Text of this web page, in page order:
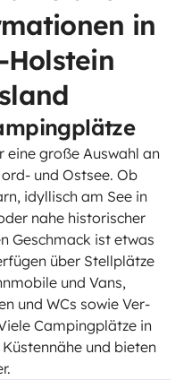
in
Holstein
eine große Auswahl an
und Ostsee. Ob
idyllisch am See in
nahe historischer
Geschmack ist etwas
über Stellplätze
und Vans,
und WCs sowie Ver-
Campingplätze in
und bieten